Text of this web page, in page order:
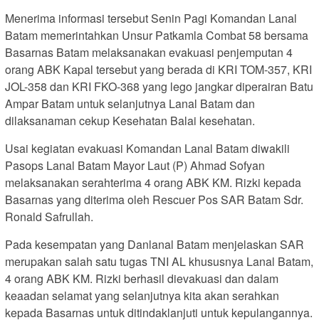
Menerima informasi tersebut Senin Pagi Komandan Lanal
Batam memerintahkan Unsur Patkamla Combat 58 bersama
Basarnas Batam melaksanakan evakuasi penjemputan 4
orang ABK Kapal tersebut yang berada di KRI TOM-357, KRI
JOL-358 dan KRI FKO-368 yang lego jangkar diperairan Batu
Ampar Batam untuk selanjutnya Lanal Batam dan
dilaksanaman cekup Kesehatan Balai kesehatan.
Usai kegiatan evakuasi Komandan Lanal Batam diwakili
Pasops Lanal Batam Mayor Laut (P) Ahmad Sofyan
melaksanakan serahterima 4 orang ABK KM. Rizki kepada
Basarnas yang diterima oleh Rescuer Pos SAR Batam Sdr.
Ronald Safrullah.
Pada kesempatan yang Danlanal Batam menjelaskan SAR
merupakan salah satu tugas TNI AL khususnya Lanal Batam,
4 orang ABK KM. Rizki berhasil dievakuasi dan dalam
keaadan selamat yang selanjutnya kita akan serahkan
kepada Basarnas untuk ditindaklanjuti untuk kepulangannya.